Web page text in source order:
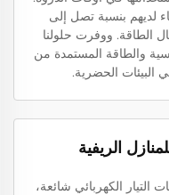
لديهم بنسبة تصل إلى
الطاقة. ووفرت حلولنا
والطاقة المستمدة من
البيئات الحضرية.
الريفية
الكهربائي شائعة،